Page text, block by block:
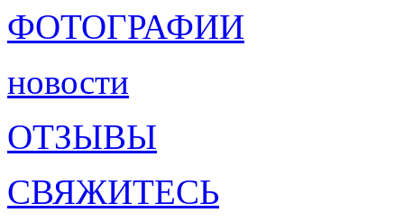
ФОТОГРАФИИ
новости
ОТЗЫВЫ
СВЯЖИТЕСЬ